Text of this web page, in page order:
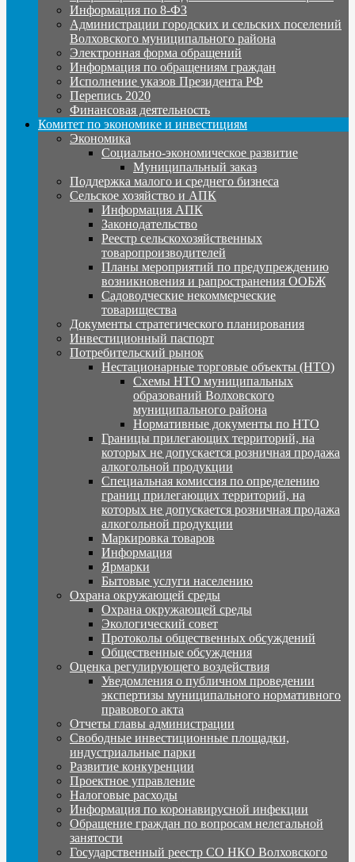
Информация по 8-ФЗ
Администрации городских и сельских поселений
Волховского муниципального района
Электронная форма обращений
Информация по обращениям граждан
Исполнение указов Президента РФ
Перепись 2020
Финансовая деятельность
Комитет по экономике и инвестициям
Экономика
Социально-экономическое развитие
Муниципальный заказ
Поддержка малого и среднего бизнеса
Сельское хозяйство и АПК
Информация АПК
Законодательство
Реестр сельскохозяйственных
товаропроизводителей
Планы мероприятий по предупреждению
возникновения и рапространения ООБЖ
Садоводческие некоммерческие
товарищества
Документы стратегического планирования
Инвестиционный паспорт
Потребительский рынок
Нестационарные торговые объекты (НТО)
Схемы НТО муниципальных
образований Волховского
муниципального района
Нормативные документы по НТО
Границы прилегающих территорий, на
которых не допускается розничная продажа
алкогольной продукции
Специальная комиссия по определению
границ прилегающих территорий, на
которых не допускается розничная продажа
алкогольной продукции
Маркировка товаров
Информация
Ярмарки
Бытовые услуги населению
Охрана окружающей среды
Охрана окружающей среды
Экологический совет
Протоколы общественных обсуждений
Общественные обсуждения
Оценка регулирующего воздействия
Уведомления о публичном проведении
экспертизы муниципального нормативного
правового акта
Отчеты главы администрации
Свободные инвестиционные площадки,
индустриальные парки
Развитие конкуренции
Проектное управление
Налоговые расходы
Информация по коронавирусной инфекции
Обращение граждан по вопросам нелегальной
занятости
Государственный реестр СО НКО Волховского